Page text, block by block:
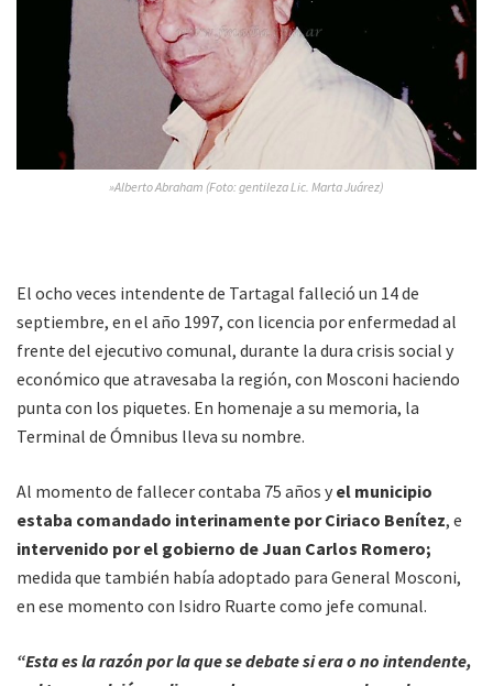
»Alberto Abraham (Foto: gentileza Lic. Marta Juárez)
El ocho veces intendente de Tartagal falleció un 14 de
septiembre, en el año 1997, con licencia por enfermedad al
frente del ejecutivo comunal, durante la dura crisis social y
económico que atravesaba la región, con Mosconi haciendo
punta con los piquetes. En homenaje a su memoria, la
Terminal de Ómnibus lleva su nombre.
Al momento de fallecer contaba 75 años y el municipio
estaba comandado interinamente por Ciriaco Benítez, e
intervenido por el gobierno de Juan Carlos Romero;
medida que también había adoptado para General Mosconi,
en ese momento con Isidro Ruarte como jefe comunal.
“Esta es la razón por la que se debate si era o no intendente,